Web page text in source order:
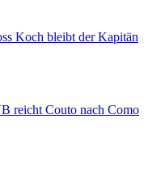
Koch bleibt der Kapitän
reicht Couto nach Como